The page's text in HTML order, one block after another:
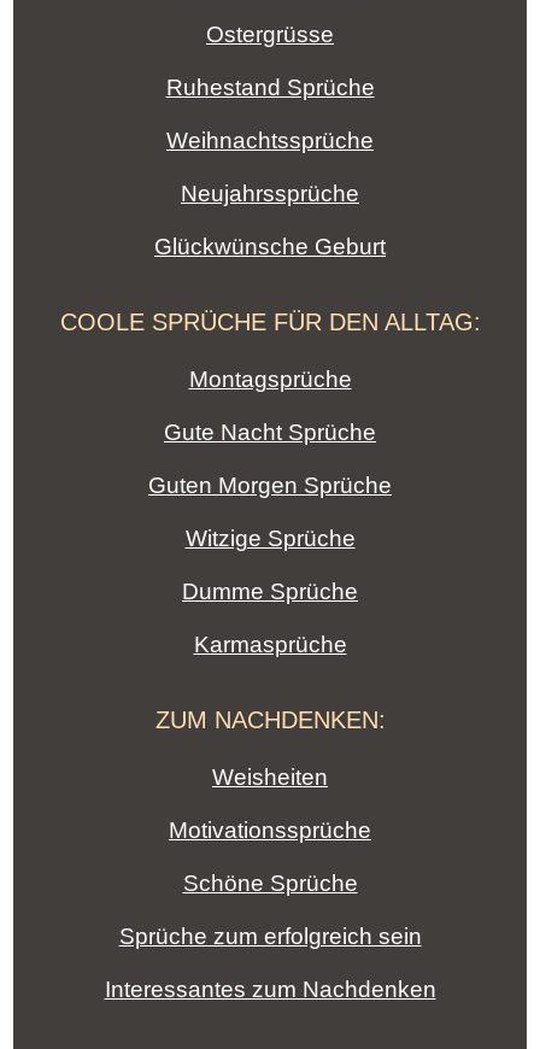
Ostergrüsse
Ruhestand Sprüche
Weihnachtssprüche
Neujahrssprüche
Glückwünsche Geburt
COOLE SPRÜCHE FÜR DEN ALLTAG:
Montagsprüche
Gute Nacht Sprüche
Guten Morgen Sprüche
Witzige Sprüche
Dumme Sprüche
Karmasprüche
ZUM NACHDENKEN:
Weisheiten
Motivationssprüche
Schöne Sprüche
Sprüche zum erfolgreich sein
Interessantes zum Nachdenken